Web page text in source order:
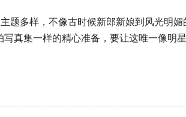
题多样，不像古时候新郎新娘到风光明
真集一样的精心准备，要让这唯一像明